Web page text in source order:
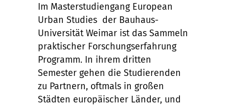
Im Masterstudiengang European
Urban Studies der Bauhaus-
Universität Weimar ist das Sammeln
praktischer Forschungserfahrung
Programm. In ihrem dritten
Semester gehen die Studierenden
zu Partnern, oftmals in großen
Städten europäischer Länder, und